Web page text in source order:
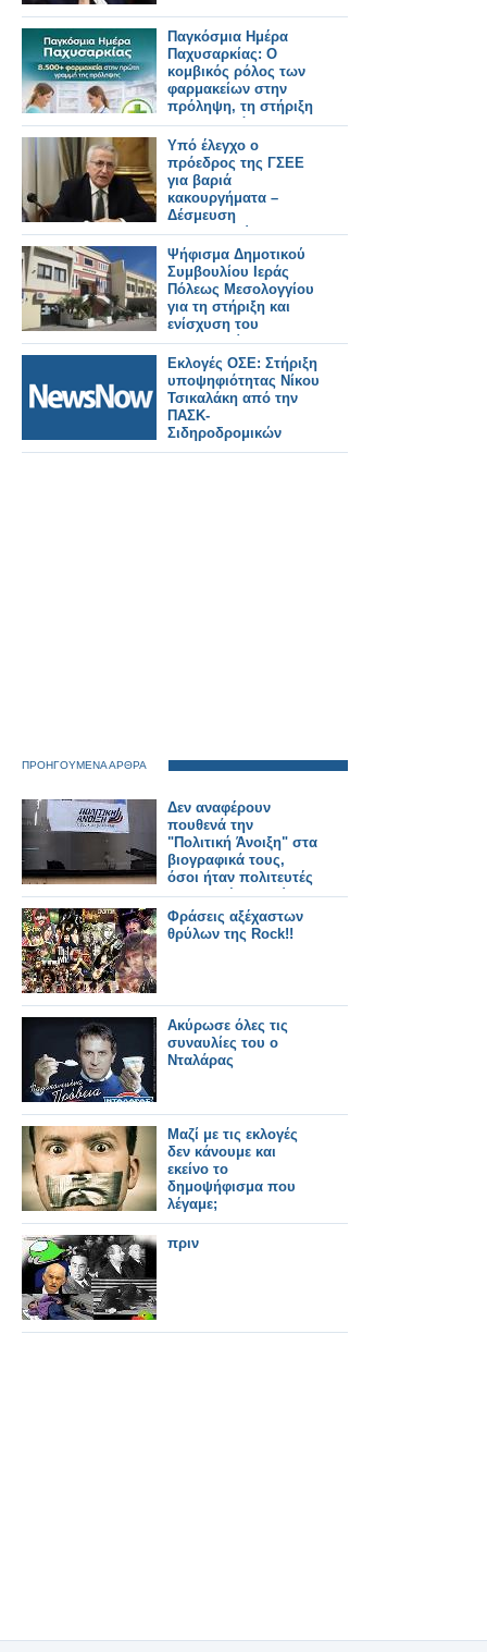
Παγκόσμια Ημέρα
Παχυσαρκίας: Ο
κομβικός ρόλος των
φαρμακείων στην
πρόληψη, τη στήριξη
και την πρόσβαση
των πολιτών στο
«Προλαμβάνω»
Υπό έλεγχο ο
πρόεδρος της ΓΣΕΕ
για βαριά
κακουργήματα –
Δέσμευση
λογαριασμών...-
Γιάννης
Παναγόπουλος: Η
αποκατάσταση της
αλήθειας είναι θέμα
χρόνου
Ψήφισμα Δημοτικού
Συμβουλίου Ιεράς
Πόλεως Μεσολογγίου
για τη στήριξη και
ενίσχυση του
Νοσοκομείου
Μεσολογγίου
Εκλογές ΟΣΕ: Στήριξη
υποψηφιότητας Νίκου
Τσικαλάκη από την
ΠΑΣΚ-
Σιδηροδρομικών
ΠΡΟΗΓΟΥΜΕΝΑ ΑΡΘΡΑ
Δεν αναφέρουν
πουθενά την
"Πολιτική Άνοιξη" στα
βιογραφικά τους,
όσοι ήταν πολιτευτές
της και θέλουν τώρα
να κατέβουν με τη
Ν.Δ.!
Φράσεις αξέχαστων
θρύλων της Rock!!
Ακύρωσε όλες τις
συναυλίες του ο
Νταλάρας
Μαζί με τις εκλογές
δεν κάνουμε και
εκείνο το
δημοψήφισμα που
λέγαμε;
πριν